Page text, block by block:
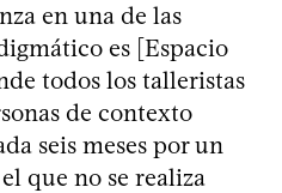
en una de las
es [Espacio
todos los talleristas
de contexto
seis meses por un
que no se realiza